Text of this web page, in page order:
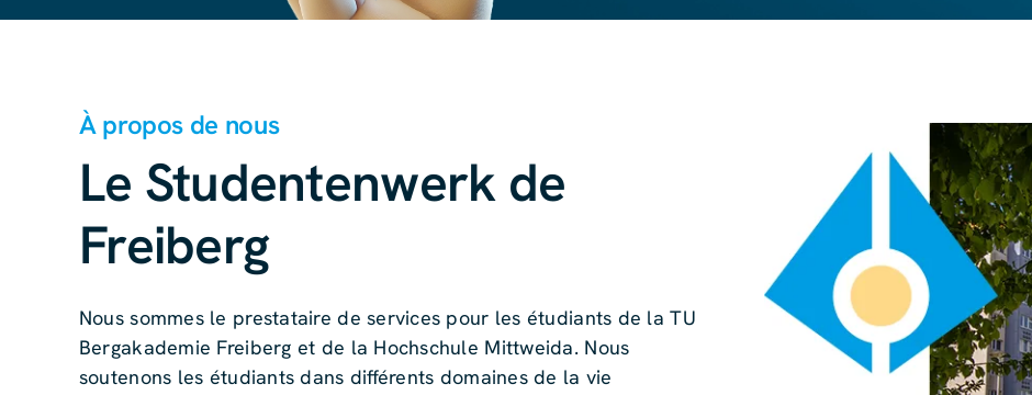
À propos de nous
Le Studentenwerk de
Freiberg
Nous sommes le prestataire de services pour les étudiants de la TU
Bergakademie Freiberg et de la Hochschule Mittweida. Nous
soutenons les étudiants dans différents domaines de la vie